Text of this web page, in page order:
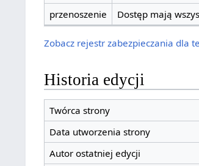
przenoszenie
Dostęp mają
Zobacz rejestr zabezpieczania dla
Historia edycji
Twórca strony
Data utworzenia strony
Autor ostatniej edycji